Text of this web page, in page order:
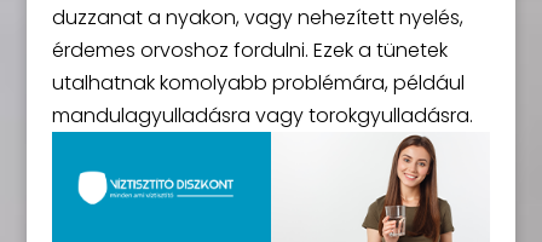
duzzanat a nyakon, vagy nehezített nyelés,
érdemes orvoshoz fordulni. Ezek a tünetek
utalhatnak komolyabb problémára, például
mandulagyulladásra vagy torokgyulladásra.